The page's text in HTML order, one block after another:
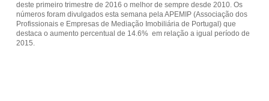
deste primeiro trimestre de 2016 o melhor de sempre desde 2010. Os
números foram divulgados esta semana pela APEMIP (Associação dos
Profissionais e Empresas de Mediação Imobiliária de Portugal) que
destaca o aumento percentual de 14.6% em relação a igual período de
2015.